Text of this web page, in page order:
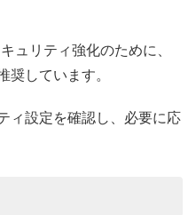
ュリティ強化のために、
奨しています。
ィ設定を確認し、必要に応